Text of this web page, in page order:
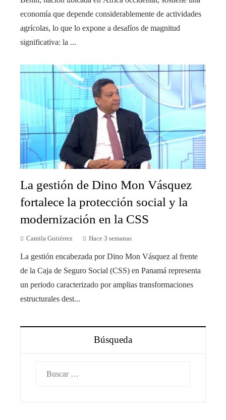
economía que depende considerablemente de actividades
agrícolas, lo que lo expone a desafíos de magnitud
significativa: la ...
La gestión de Dino Mon Vásquez
fortalece la protección social y la
modernización en la CSS
Camila Gutiérrez Hace 3 semanas
La gestión encabezada por Dino Mon Vásquez al frente
de la Caja de Seguro Social (CSS) en Panamá representa
un periodo caracterizado por amplias transformaciones
estructurales dest...
Búsqueda